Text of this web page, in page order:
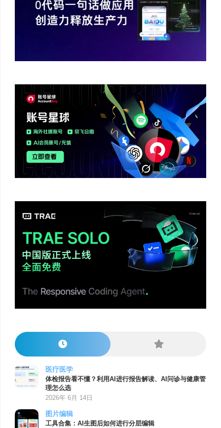
医疗医学
体检报告看不懂？利用AI进行报告解读、AI问诊与健康管
理怎么选
2026年 6月 14日
图片编辑
工具合集：AI生图后如何进行分层编辑